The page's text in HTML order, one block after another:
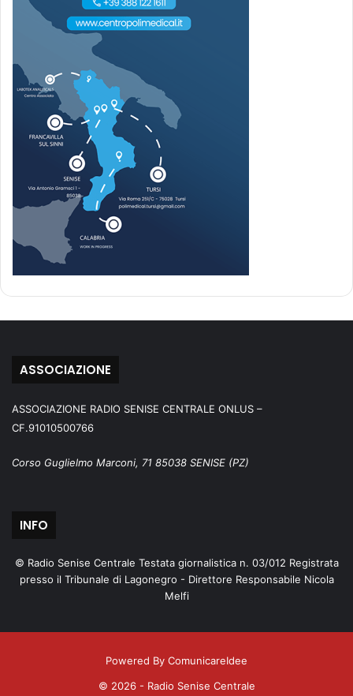
ASSOCIAZIONE
ASSOCIAZIONE RADIO SENISE CENTRALE ONLUS –
CF.91010500766
Corso Guglielmo Marconi, 71 85038 SENISE (PZ)
INFO
© Radio Senise Centrale Testata giornalistica n. 03/012 Registrata
presso il Tribunale di Lagonegro - Direttore Responsabile Nicola
Melfi
Powered By ComunicareIdee
© 2026 - Radio Senise Centrale